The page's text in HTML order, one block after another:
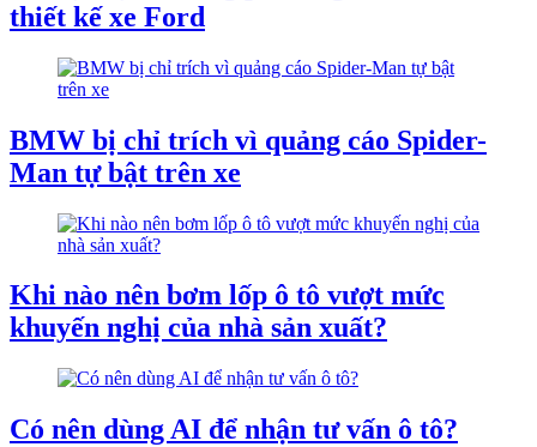
thiết kế xe Ford
BMW bị chỉ trích vì quảng cáo Spider-
Man tự bật trên xe
Khi nào nên bơm lốp ô tô vượt mức
khuyến nghị của nhà sản xuất?
Có nên dùng AI để nhận tư vấn ô tô?